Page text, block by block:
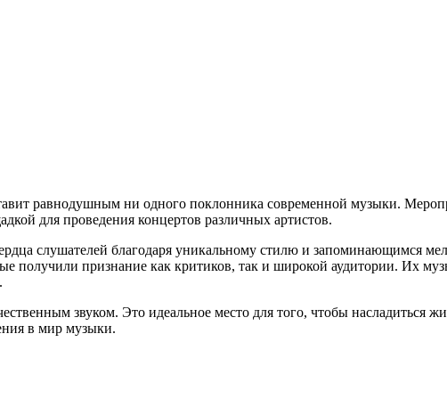
равнодушным ни одного поклонника современной музыки.
для проведения концертов различных артистов.
слушателей благодаря уникальному стилю и запоминающимся
получили признание как критиков, так и широкой аудитории. Их
звуком. Это идеальное место для того, чтобы
в мир музыки.